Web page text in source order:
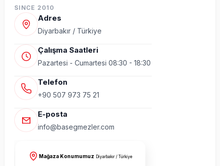
SINCE 2010
Adres
Diyarbakır / Türkiye
Çalışma Saatleri
Pazartesi - Cumartesi 08:30 - 18:30
Telefon
+90 507 973 75 21
E-posta
info@basegmezler.com
Mağaza Konumumuz Diyarbakır / Türkiye